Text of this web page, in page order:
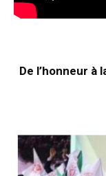
De l’honneur à